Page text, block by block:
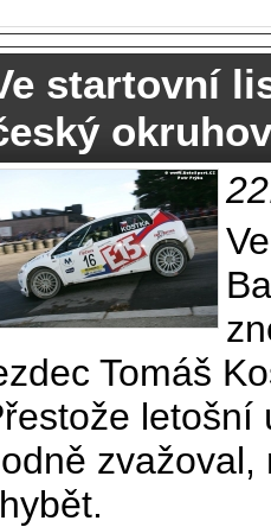
startovní
Tomáš
letošní